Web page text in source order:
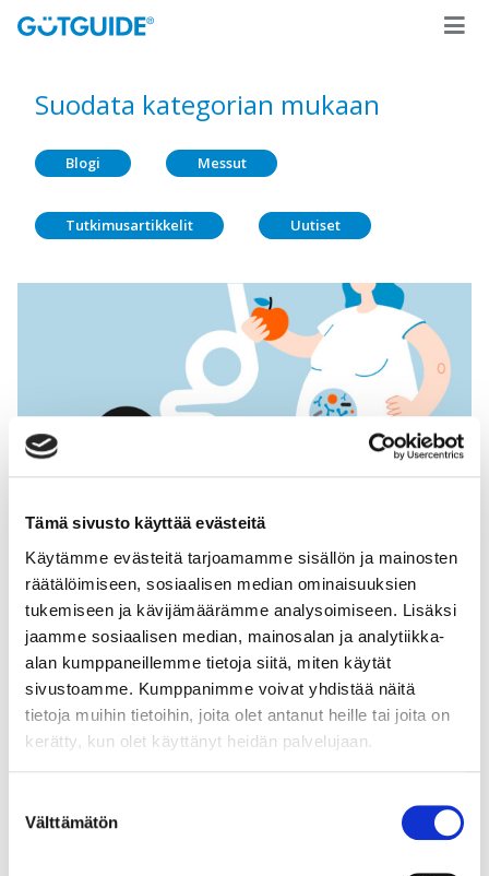
Tämä sivusto käyttää evästeitä
Käytämme evästeitä tarjoamamme sisällön ja mainosten
räätälöimiseen, sosiaalisen median ominaisuuksien
tukemiseen ja kävijämäärämme analysoimiseen. Lisäksi
jaamme sosiaalisen median, mainosalan ja analytiikka-
alan kumppaneillemme tietoja siitä, miten käytät
sivustoamme. Kumppanimme voivat yhdistää näitä
tietoja muihin tietoihin, joita olet antanut heille tai joita on
kerätty, kun olet käyttänyt heidän palvelujaan.
valinta
Välttämätön
Suodata kategorian mukaan
Blogi Messut
Tutkimusartikkelit Uutiset
Blogi
Suolistomikrobistolla on yhteys ylipainoon ja
diabetesriskiin
06.10.2022
Ylipaino ja diabetes ovat yleistyneet huolestuttavasti.
Yli 460 miljoonaa ihmistä maailmassa kärsii näistä
epätasapainossa ja poikkeaa useilta osin